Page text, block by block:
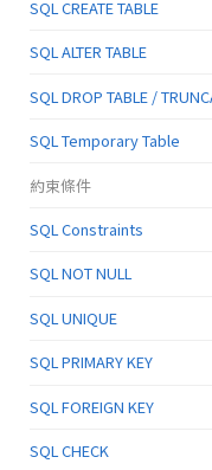
SQL CREATE TABLE
SQL ALTER TABLE
SQL DROP TABLE /
SQL Temporary Table
約束條件
SQL Constraints
SQL NOT NULL
SQL UNIQUE
SQL PRIMARY KEY
SQL FOREIGN KEY
SQL CHECK